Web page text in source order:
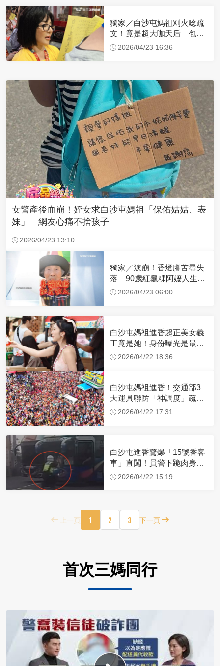
獨家／白沙屯媽祖刈火唸疏
文！竟是超大咖天后 包尿
布忍尿5小時不喊累
2026/04/23 16:36
女警產後血崩！姪女求白沙屯媽祖「保佑姑姑、表
妹」 網友心痛不捨孩子
2026/04/23 13:10
獨家／淚崩！香燈腳苦尋失
落 90歲紅龜粿阿嬤人生謝
幕2026/04/23 06:00
白沙屯媽祖進香超正美女義
工竟是她！身份曝光是最美
禮生 一輩子不結婚
2026/04/22 18:36
白沙屯媽祖進香！交通部3
大運具聯防「神調度」疏運
32.1萬創新高
2026/04/22 17:31
白沙屯進香驚爆「15號香客
車」直闖！員警下跪肉身擋
車：讓行人先過
2026/04/22 15:19
上一頁 1 2 3 下一頁
首次三媽同行